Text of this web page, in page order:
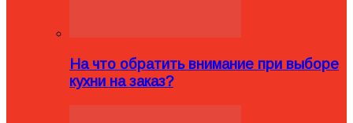
На что обратить внимание при выборе
кухни на заказ?